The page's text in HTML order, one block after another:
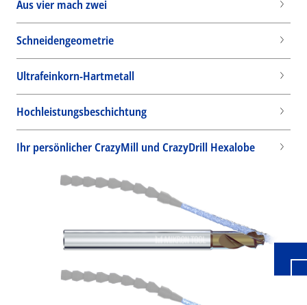
Aus vier mach zwei
Schneidengeometrie
Ultrafeinkorn-Hartmetall
Hochleistungsbeschichtung
Ihr persönlicher CrazyMill und CrazyDrill Hexalobe